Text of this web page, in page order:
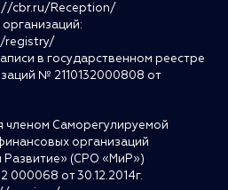
cbr.ru/Reception/
registry/
в государственном реестре
№ 2110132000808 от
Саморегулируемой
организаций
(СРО «МиР»)
000068 от 30.12.2014г.